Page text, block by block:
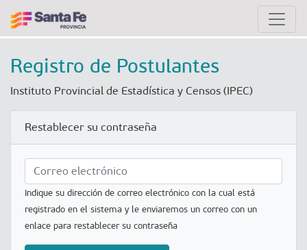
Registro de Postulantes
Instituto Provincial de Estadística y Censos (IPEC)
Restablecer su contraseña
Indique su dirección de correo electrónico con la cual está
registrado en el sistema y le enviaremos un correo con un
enlace para restablecer su contraseña